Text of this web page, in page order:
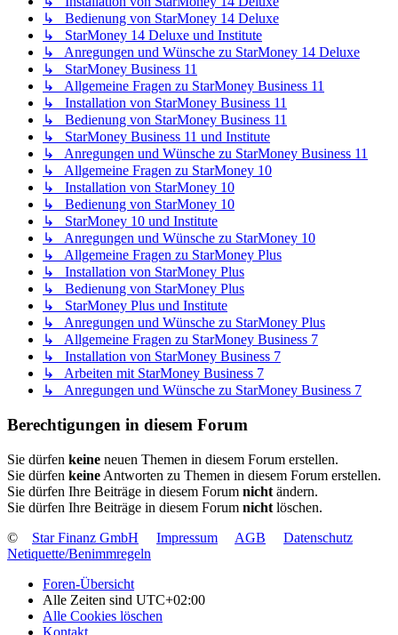
↳ Bedienung von StarMoney 14 Deluxe
↳ StarMoney 14 Deluxe und Institute
↳ Anregungen und Wünsche zu StarMoney 14 Deluxe
↳ StarMoney Business 11
↳ Allgemeine Fragen zu StarMoney Business 11
↳ Installation von StarMoney Business 11
↳ Bedienung von StarMoney Business 11
↳ StarMoney Business 11 und Institute
↳ Anregungen und Wünsche zu StarMoney Business 11
↳ Allgemeine Fragen zu StarMoney 10
↳ Installation von StarMoney 10
↳ Bedienung von StarMoney 10
↳ StarMoney 10 und Institute
↳ Anregungen und Wünsche zu StarMoney 10
↳ Allgemeine Fragen zu StarMoney Plus
↳ Installation von StarMoney Plus
↳ Bedienung von StarMoney Plus
↳ StarMoney Plus und Institute
↳ Anregungen und Wünsche zu StarMoney Plus
↳ Allgemeine Fragen zu StarMoney Business 7
↳ Installation von StarMoney Business 7
↳ Arbeiten mit StarMoney Business 7
↳ Anregungen und Wünsche zu StarMoney Business 7
Berechtigungen in diesem Forum
Sie dürfen keine neuen Themen in diesem Forum erstellen.
Sie dürfen keine Antworten zu Themen in diesem Forum erstellen.
Sie dürfen Ihre Beiträge in diesem Forum nicht ändern.
Sie dürfen Ihre Beiträge in diesem Forum nicht löschen.
©
Star Finanz GmbH Impressum AGB
Datenschutz
Netiquette/Benimmregeln
Foren-Übersicht
Alle Zeiten sind UTC+02:00
Alle Cookies löschen
Kontakt